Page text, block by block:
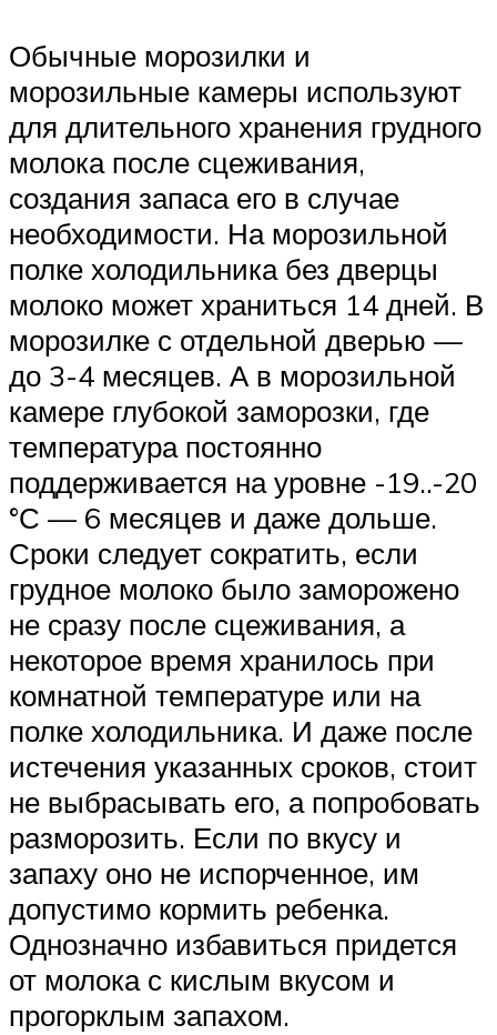
Обычные морозилки и
морозильные камеры используют
для длительного хранения грудного
молока после сцеживания,
создания запаса его в случае
необходимости. На морозильной
полке холодильника без дверцы
молоко может храниться 14 дней. В
морозилке с отдельной дверью —
до 3-4 месяцев. А в морозильной
камере глубокой заморозки, где
температура постоянно
поддерживается на уровне -19..-20
°С — 6 месяцев и даже дольше.
Сроки следует сократить, если
грудное молоко было заморожено
не сразу после сцеживания, а
некоторое время хранилось при
комнатной температуре или на
полке холодильника. И даже после
истечения указанных сроков, стоит
не выбрасывать его, а попробовать
разморозить. Если по вкусу и
запаху оно не испорченное, им
допустимо кормить ребенка.
Однозначно избавиться придется
от молока с кислым вкусом и
прогорклым запахом.